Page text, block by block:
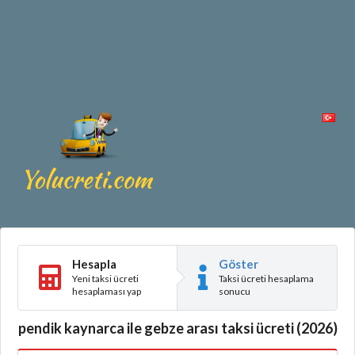
Hesapla
Yeni taksi ücreti
hesaplaması yap
Göster
Taksi ücreti hesaplama
sonucu
pendik kaynarca ile gebze arası taksi ücreti (2026)